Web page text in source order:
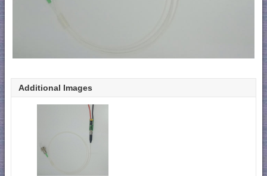
Additional Images